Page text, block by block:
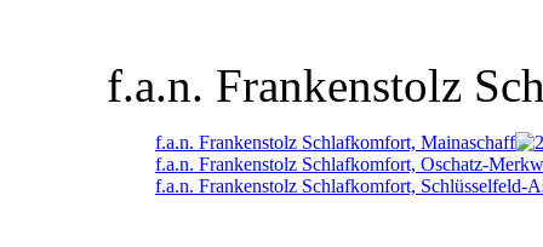
f.a.n. Frankenstolz
f.a.n. Frankenstolz Schlafkomfort, Mainaschaff
f.a.n. Frankenstolz Schlafkomfort, Oschatz-
f.a.n. Frankenstolz Schlafkomfort, Schlüsselfeld-